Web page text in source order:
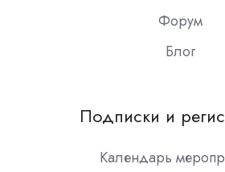
Форум
Блог
Подписки и
Календарь